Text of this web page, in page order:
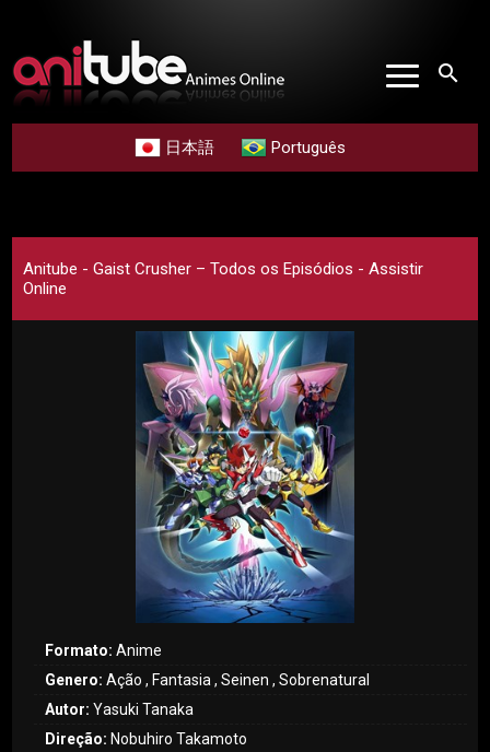
search
日本語 Português
Anitube - Gaist Crusher – Todos os Episódios - Assistir
Online
Formato: Anime
Genero: Ação , Fantasia , Seinen , Sobrenatural
Autor: Yasuki Tanaka
Direção: Nobuhiro Takamoto